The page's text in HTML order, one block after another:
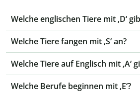
Welche englischen Tiere mit ‚D‘
Welche Tiere fangen mit ‚S‘ an?
Welche Tiere auf Englisch mit ‚A‘
Welche Berufe beginnen mit ‚E‘?